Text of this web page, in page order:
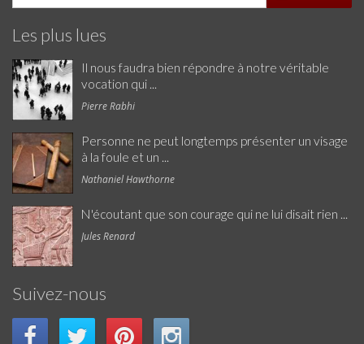
Les plus lues
Il nous faudra bien répondre à notre véritable
vocation qui ...
Pierre Rabhi
Personne ne peut longtemps présenter un visage
à la foule et un ...
Nathaniel Hawthorne
N'écoutant que son courage qui ne lui disait rien ...
Jules Renard
Suivez-nous